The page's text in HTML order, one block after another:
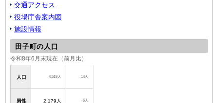
交通アクセス
役場庁舎案内図
施設情報
田子町の人口
令和8年6月末現在（前月比）
人口 4,519人 -14人
男性 2,179人 -6人